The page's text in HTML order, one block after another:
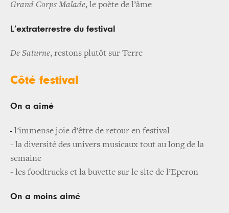
Grand Corps Malade, le poète de l’âme
L’extraterrestre du festival
De Saturne, restons plutôt sur Terre
Côté festival
On a aimé
- l’immense joie d’être de retour en festival
- la diversité des univers musicaux tout au long de la
semaine
- les foodtrucks et la buvette sur le site de l’Eperon
On a moins aimé